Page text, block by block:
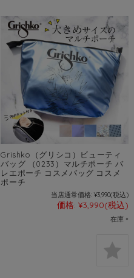
Grishko（グリシコ）ビューティ
バッグ （0233）マルチポーチ バ
レエポーチ コスメバッグ コスメ
ポーチ
当店通常価格: ¥3,990(税込)
価格: ¥3,990(税込)
在庫 ×